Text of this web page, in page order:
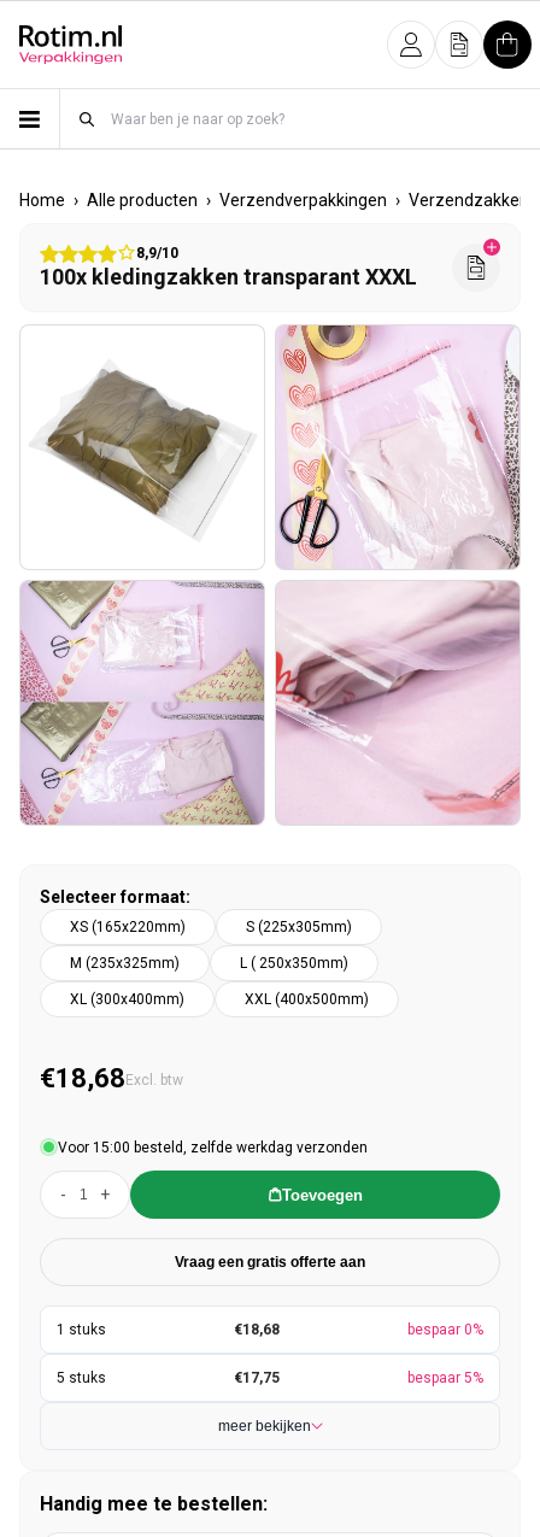
InloggenOfferte
Home › Alle producten › Verzendverpakkingen › Verzendzakken
8,9/10
100x kledingzakken transparant XXXL
Selecteer formaat:
XS (165x220mm) S (225x305mm)
M (235x325mm) L ( 250x350mm)
XL (300x400mm) XXL (400x500mm)
Normale prijs
€18,68 Excl. btw
Voor 15:00 besteld, zelfde werkdag verzonden
- + Toevoegen
Vraag een gratis offerte aan
€18,68 bespaar 0%
€17,75 bespaar 5%
meer bekijken
Handig mee te bestellen: